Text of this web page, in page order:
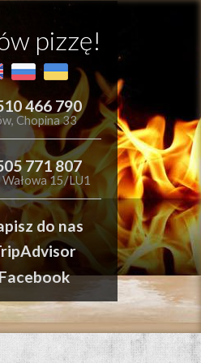
pizzę!
466 790
Chopina 33
771 807
15/LU1
do nas